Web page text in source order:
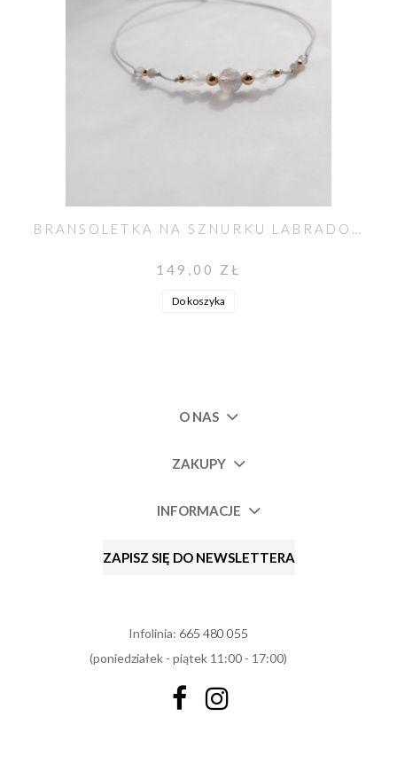
BRANSOLETKA NA SZNURKU LABRADORYT I KAMIEŃ KSIĘŻYCOWY MOYA
149,00 ZŁ
Do koszyka
O NAS
ZAKUPY
INFORMACJE
ZAPISZ SIĘ DO NEWSLETTERA
Infolinia: 665 480 055
(poniedziałek - piątek 11:00 - 17:00)